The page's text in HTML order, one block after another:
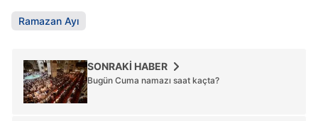
Ramazan Ayı
SONRAKİ HABER
Bugün Cuma namazı saat kaçta?